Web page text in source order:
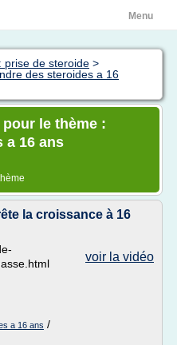
Menu
prise de steroide >
des steroides a 16
le thème :
a 16 ans
la croissance à 16
voir la vidéo
a 16 ans /